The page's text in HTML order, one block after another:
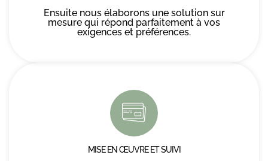
Ensuite nous élaborons une solution sur
mesure qui répond parfaitement à vos
exigences et préférences.
MISE EN ŒUVRE ET SUIVI